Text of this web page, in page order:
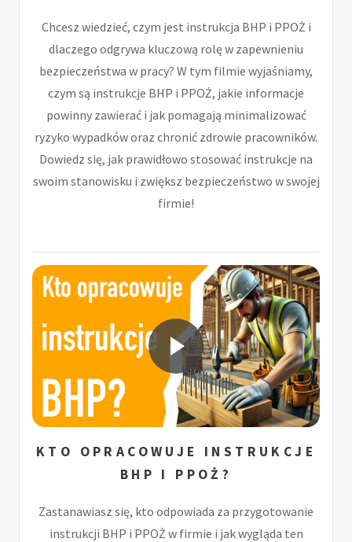
Chcesz wiedzieć, czym jest instrukcja BHP i PPOŻ i
dlaczego odgrywa kluczową rolę w zapewnieniu
bezpieczeństwa w pracy? W tym filmie wyjaśniamy,
czym są instrukcje BHP i PPOŻ, jakie informacje
powinny zawierać i jak pomagają minimalizować
ryzyko wypadków oraz chronić zdrowie pracowników.
Dowiedz się, jak prawidłowo stosować instrukcje na
swoim stanowisku i zwiększ bezpieczeństwo w swojej
firmie!
KTO OPRACOWUJE INSTRUKCJE
BHP I PPOŻ?
Zastanawiasz się, kto odpowiada za przygotowanie
instrukcji BHP i PPOŻ w firmie i jak wygląda ten